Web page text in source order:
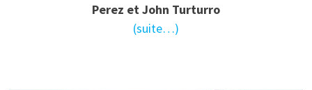
Perez et John Turturro
(suite…)